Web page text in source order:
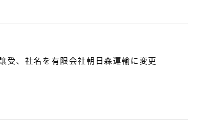
、社名を有限会社朝日森運輸に変更